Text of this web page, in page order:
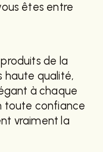
êtes entre
de la
haute qualité,
à chaque
toute confiance
vraiment la